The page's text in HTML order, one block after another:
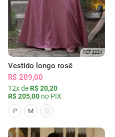
REF 2224
Vestido longo rosê
R$ 209,00
12x de R$ 20,20
R$ 205,00 no PIX
P M G